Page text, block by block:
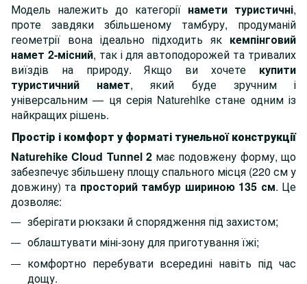
Модель належить до категорії намети туристичні,
проте завдяки збільшеному тамбуру, продуманій
геометрії вона ідеально підходить як кемпінговий
намет 2-місний, так і для автоподорожей та тривалих
виїздів на природу. Якщо ви хочете купити
туристичний намет, який буде зручним і
універсальним — ця серія Naturehike стане одним із
найкращих рішень.
Простір і комфорт у форматі тунельної конструкції
Naturehike Cloud Tunnel 2має подовжену форму, що
забезпечує збільшену площу спального місця (220 см у
довжину) та просторий тамбур шириною 135 см. Це
дозволяє:
зберігати рюкзаки й спорядження під захистом;
облаштувати міні-зону для приготування їжі;
комфортно перебувати всередині навіть під час
дощу.